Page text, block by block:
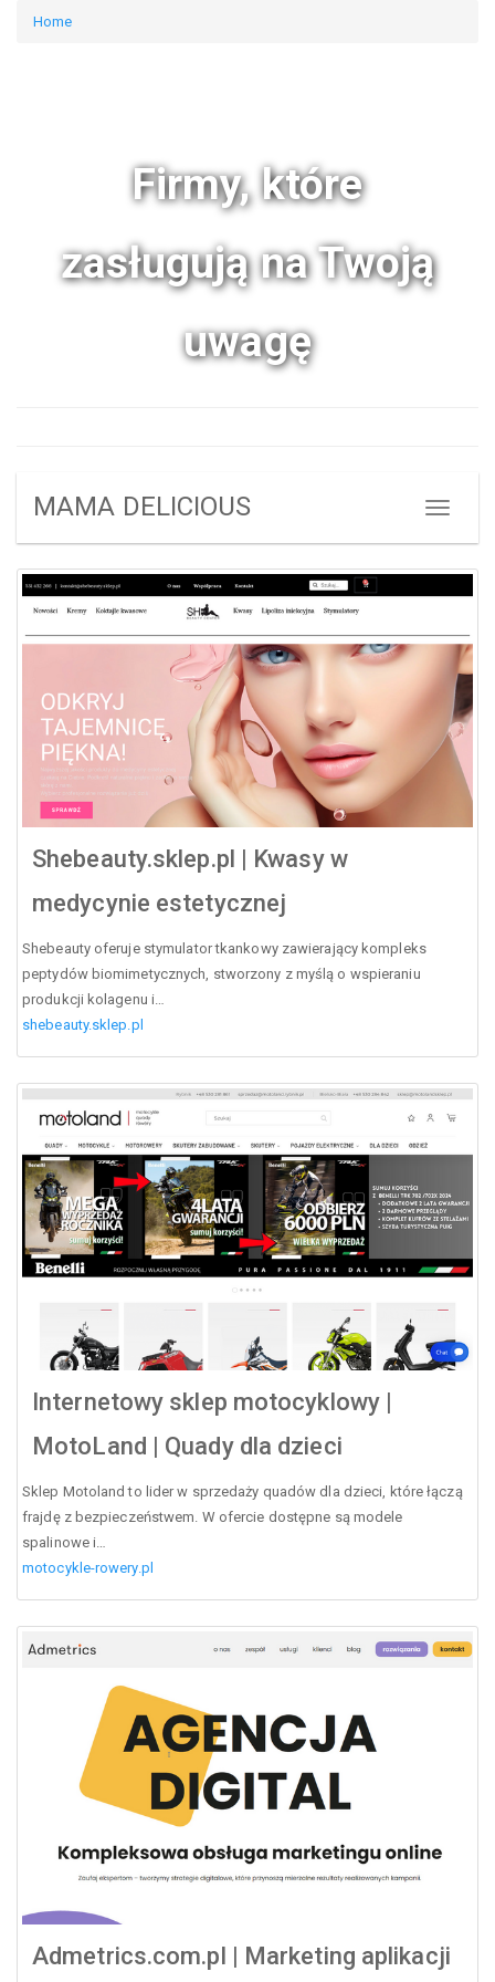
Home
Firmy, które
zasługują na Twoją
uwagę
MAMA DELICIOUS
Shebeauty.sklep.pl | Kwasy w
medycynie estetycznej
Shebeauty oferuje stymulator tkankowy zawierający kompleks
peptydów biomimetycznych, stworzony z myślą o wspieraniu
produkcji kolagenu i…
shebeauty.sklep.pl
Internetowy sklep motocyklowy |
MotoLand | Quady dla dzieci
Sklep Motoland to lider w sprzedaży quadów dla dzieci, które łączą
frajdę z bezpieczeństwem. W ofercie dostępne są modele
spalinowe i…
motocykle-rowery.pl
Admetrics.com.pl | Marketing aplikacji